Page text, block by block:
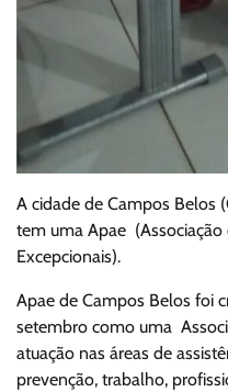
A cidade de Campos Belos
tem uma Apae (Associação
Excepcionais).
Apae de Campos Belos foi
setembro como uma
atuação nas áreas de
prevenção, trabalho,